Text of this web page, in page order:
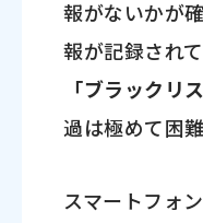
報がないかが
報が記録され
「ブラックリ
過は極めて困
スマートフォ